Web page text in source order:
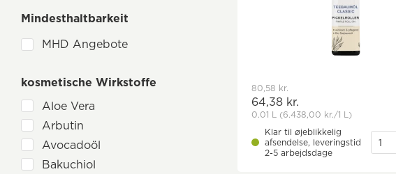
Earth Line
Eco Cosmetics
Hübner
Lavera
Logona
Luvos
Löwen-Manufactur
Mindesthaltbarkeit
MHD Angebote
kosmetische Wirkstoffe
Aloe Vera
Arbutin
Avocadoöl
Bakuchiol
80,58 kr.
64,38 kr.
0.01 L (6.438,00 kr./1 L)
Klar til øjeblikkelig
afsendelse, leveringstid
2-5 arbejdsdage